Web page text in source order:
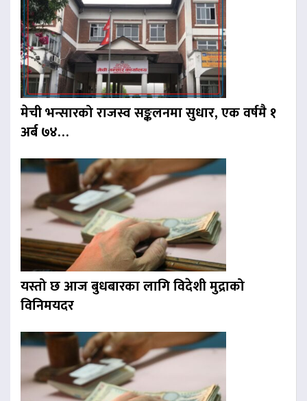
मेची भन्सारको राजस्व सङ्कलनमा सुधार, एक वर्षमै १
अर्ब ७४…
यस्तो छ आज बुधबारका लागि विदेशी मुद्राको
विनिमयदर